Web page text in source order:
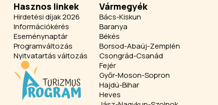
Hasznos linkek
Hirdetési díjak 2026
Információkérés
Eseménynaptár
Programváltozás
Nyitvatartás változás
Vármegyék
Bács-Kiskun
Baranya
Békés
Borsod-Abaúj-Zemplén
Csongrád-Csanád
Fejér
Győr-Moson-Sopron
Hajdú-Bihar
Heves